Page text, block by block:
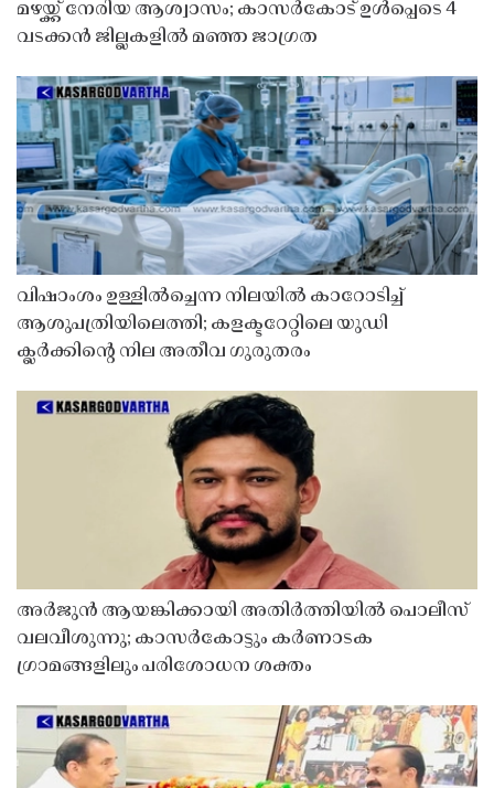
മഴയ്ക്ക് നേരിയ ആശ്വാസം; കാസർകോട് ഉൾപ്പെടെ 4
വടക്കൻ ജില്ലകളിൽ മഞ്ഞ ജാഗ്രത
വിഷാംശം ഉള്ളിൽച്ചെന്ന നിലയിൽ കാറോടിച്ച്
ആശുപത്രിയിലെത്തി; കളക്ടറേറ്റിലെ യുഡി
ക്ലർക്കിൻ്റെ നില അതീവ ഗുരുതരം
അർജുൻ ആയങ്കിക്കായി അതിർത്തിയിൽ പൊലീസ്
വലവീശുന്നു; കാസർകോട്ടും കർണാടക
ഗ്രാമങ്ങളിലും പരിശോധന ശക്തം